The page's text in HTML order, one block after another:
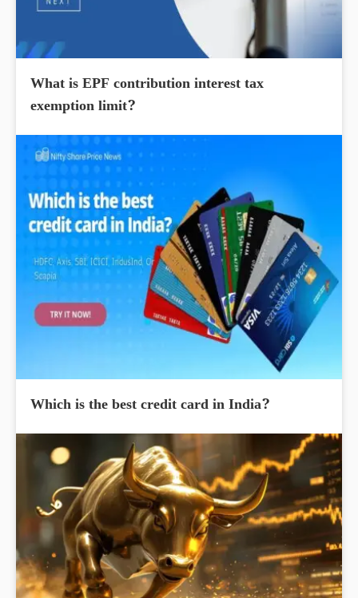
What is EPF contribution interest tax
exemption limit?
Which is the best credit card in India?